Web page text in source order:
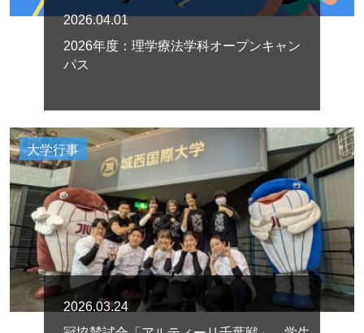
2026.04.01
2026年度：理学療法学科オープンキャン
パス
大学行事
2026.03.24